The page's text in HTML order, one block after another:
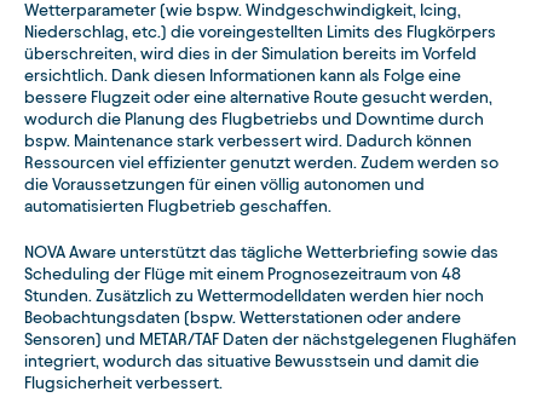
Wetterparameter (wie bspw. Windgeschwindigkeit, Icing,
Niederschlag, etc.) die voreingestellten Limits des Flugkörpers
überschreiten, wird dies in der Simulation bereits im Vorfeld
ersichtlich. Dank diesen Informationen kann als Folge eine
bessere Flugzeit oder eine alternative Route gesucht werden,
wodurch die Planung des Flugbetriebs und Downtime durch
bspw. Maintenance stark verbessert wird. Dadurch können
Ressourcen viel effizienter genutzt werden. Zudem werden so
die Voraussetzungen für einen völlig autonomen und
automatisierten Flugbetrieb geschaffen.
NOVA Aware unterstützt das tägliche Wetterbriefing sowie das
Scheduling der Flüge mit einem Prognosezeitraum von 48
Stunden. Zusätzlich zu Wettermodelldaten werden hier noch
Beobachtungsdaten (bspw. Wetterstationen oder andere
Sensoren) und METAR/TAF Daten der nächstgelegenen Flughäfen
integriert, wodurch das situative Bewusstsein und damit die
Flugsicherheit verbessert.